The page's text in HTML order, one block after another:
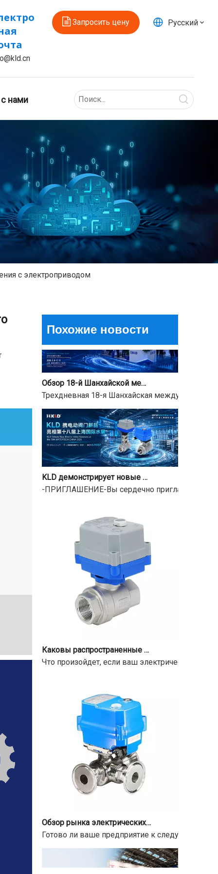
Запросить цену Pусский
нами
с электроприводом
Похожие новости
Может ли один маленький клапан улучшить
Обзор 18-й Шанхайской международной водной выставки и уведомление о празднике Фестиваля лодок-драконов
Трехдневная 18-я Шанхайская международная
KLD демонстрирует новые моторизованные клапаны на 18-й Шанхайской международной выставке воды
-ПРИГЛАШЕНИЕ-Вы сердечно приглашеныС 9 по
Что произойдет, если ваш электрический
Готово ли ваше предприятие к следующей